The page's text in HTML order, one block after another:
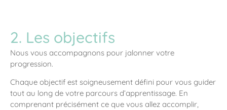
2. Les objectifs
Nous vous accompagnons pour jalonner votre
progression.
Chaque objectif est soigneusement défini pour vous guider
tout au long de votre parcours d’apprentissage. En
comprenant précisément ce que vous allez accomplir,